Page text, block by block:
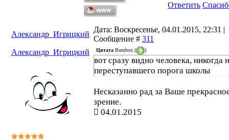
Ответить
Александр_Игрицкий
Дата: Воскресенье, 04.01.2015, 22:31 |
Сообщение # 311
Александр_Игрицкий
Цитата Bumbox ( )
вот сразу видно человека, никогда
переступавшего порога школы
Несказанно рад за Ваше
зрение.
04.01.2015